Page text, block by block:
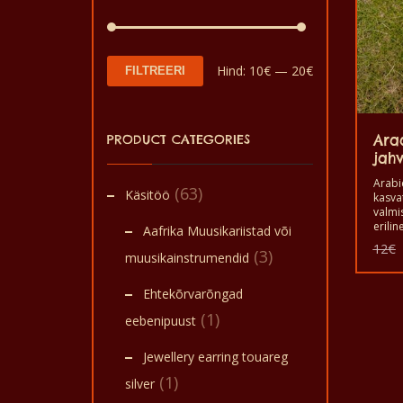
Hea
12€
Minimaalne
Maksimaalne
FILTREERI Hind: 10€— 20€
PRODUCT CATEGORIES
Käsitöö (63)
Aafrika Muusikariistad või
muusikainstrumendid (3)
Ehtekõrvarõngad
eebenipuust (1)
Jewellery earring touareg
silver (1)